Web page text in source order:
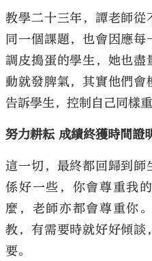
教學二十三年，譚老師從
同一個課題，也會因應
調皮搗蛋的學生，她也盡
動就發脾氣，其實他們會
告訴學生，控制自己同樣重
努力耕耘 成績終獲時間證
這一切，最終都回歸到師
係好一些，你會尊重我
麼，老師亦都會尊重你
教，有需要時就好好傾談
要。